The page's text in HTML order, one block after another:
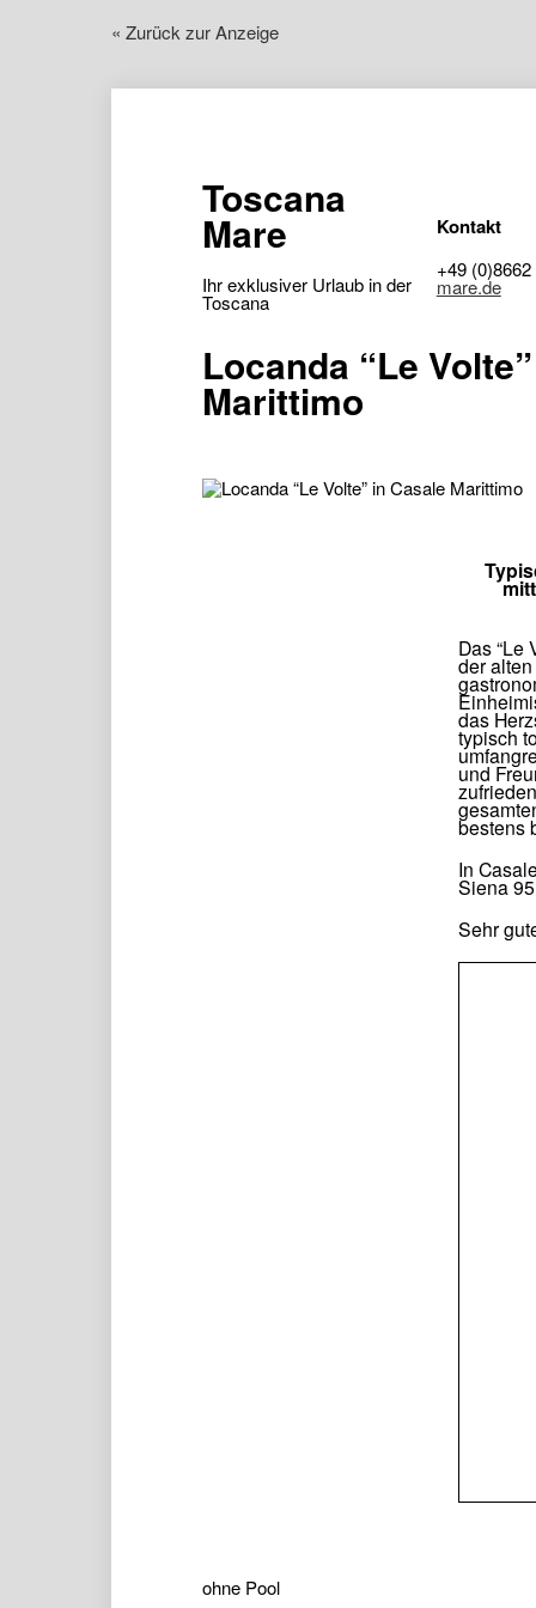
« Zurück zur Anzeige
Toscana
Mare
Ihr exklusiver Urlaub in der
Toscana
Kontakt
+49 (0)8662
mare.de
Locanda “Le
Marittimo
Das “Le
der
das
typisch
und
bestens
In
Siena
Sehr
ohne Pool